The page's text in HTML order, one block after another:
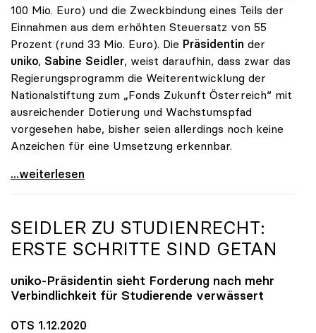
100 Mio. Euro) und die Zweckbindung eines Teils der
Einnahmen aus dem erhöhten Steuersatz von 55
Prozent (rund 33 Mio. Euro). Die Präsidentin der
uniko, Sabine Seidler, weist daraufhin, dass zwar das
Regierungsprogramm die Weiterentwicklung der
Nationalstiftung zum „Fonds Zukunft Österreich“ mit
ausreichender Dotierung und Wachstumspfad
vorgesehen habe, bisher seien allerdings noch keine
Anzeichen für eine Umsetzung erkennbar.
uniko unterstützt Petition zu Dotierung des „Fonds
...weiterlesen
SEIDLER ZU STUDIENRECHT:
ERSTE SCHRITTE SIND GETAN
uniko-Präsidentin sieht Forderung nach mehr
Verbindlichkeit für Studierende verwässert
OTS 1.12.2020